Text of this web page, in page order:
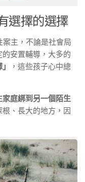
選擇的選擇
案主，不論是社會局
安置輔導，大多的
，這些孩子心中總
庭綁到另一個陌生
根、長大的地方，因